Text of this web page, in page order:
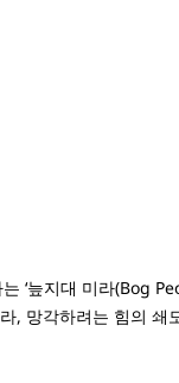
늪지대 미라(Bog
, 망각하려는 힘의